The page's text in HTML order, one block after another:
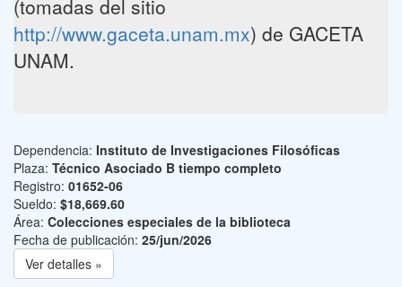
(tomadas del sitio
http://www.gaceta.unam.mx) de GACETA
UNAM.
Dependencia: Instituto de Investigaciones Filosóficas
Plaza: Técnico Asociado B tiempo completo
Registro: 01652-06
Sueldo: $18,669.60
Área: Colecciones especiales de la biblioteca
Fecha de publicación: 25/jun/2026
Ver detalles »